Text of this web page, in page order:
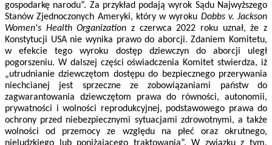
gospodarkę narodu”. Za przykład podają wyrok Sądu Najwyższego
Stanów Zjednoczonych Ameryki, który w wyroku Dobbs v. Jackson
Women's Health Organization z czerwca 2022 roku uznał, że z
Konstytucji USA nie wynika prawo do aborcji. Zdaniem Komitetu,
w efekcie tego wyroku dostęp dziewczyn do aborcji uległ
pogorszeniu. W dalszej części oświadczenia Komitet stwierdza, iż
„utrudnianie dziewczętom dostępu do bezpiecznego przerywania
niechcianej jest sprzeczne ze zobowiązaniami państw do
zagwarantowania dziewczętom prawa do równości, autonomii,
prywatności i wolności reprodukcyjnej, podstawowego prawa do
ochrony przed niebezpiecznymi sytuacjami zdrowotnymi, a także
wolności od przemocy ze względu na płeć oraz okrutnego,